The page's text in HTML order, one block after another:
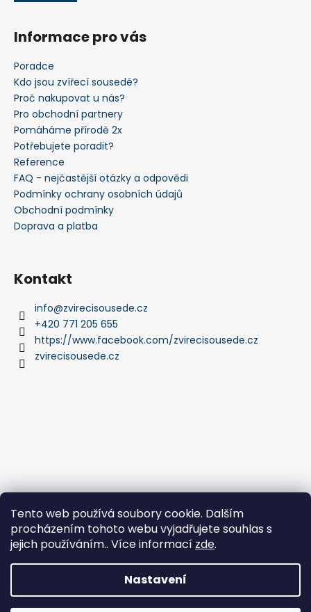
Tento web používá soubory cookie. Dalším
procházením tohoto webu vyjadřujete souhlas s
jejich používáním.. Více informací zde.
Nastavení
Informace pro vás
Poradce
Kdo jsou zvířecí sousedé?
Proč nakupovat u nás?
Pro obchodní partnery
Pomáháme přírodě 2x
Potřebujete poradit?
Reference
FAQ - nejčastější otázky a odpovědi
Podmínky ochrany osobních údajů
Obchodní podmínky
Doprava a platba
Kontakt
info@zvirecisousede.cz
+420 771 205 655
https://www.facebook.com/zvirecisousede.cz
zvirecisousede.cz